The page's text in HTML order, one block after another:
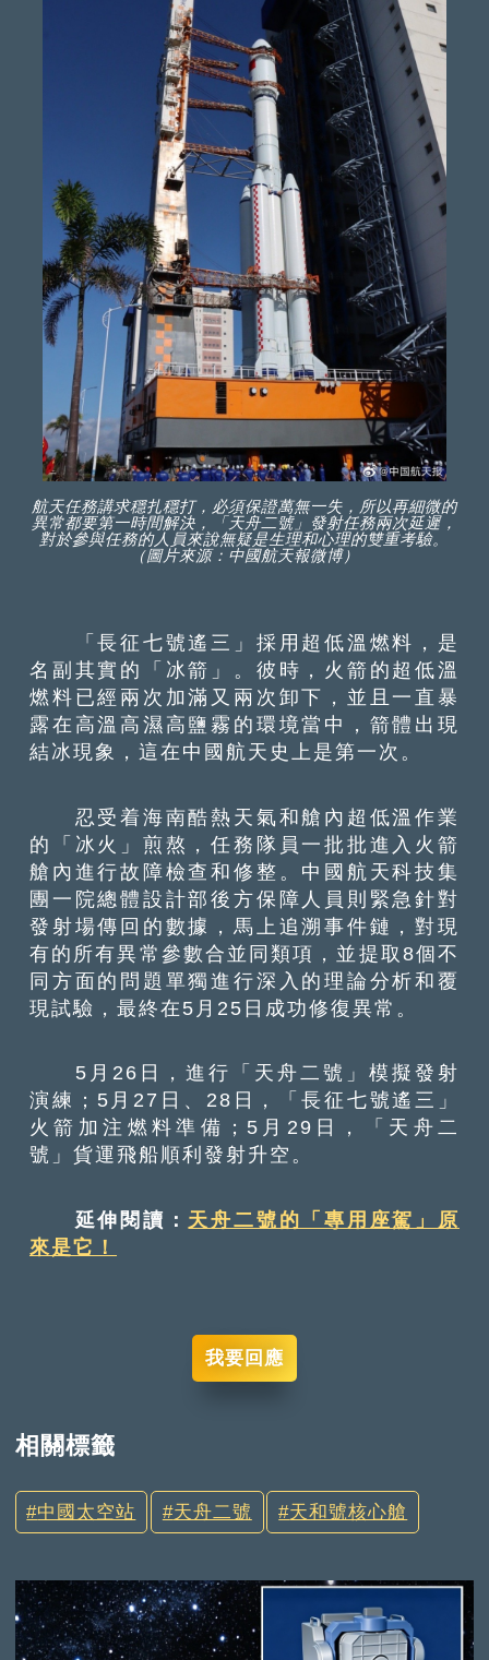
航天任務講求穩扎穩打，必須保證萬無一失，所以再細微的
異常都要第一時間解決，「天舟二號」發射任務兩次延遲，
對於參與任務的人員來說無疑是生理和心理的雙重考驗。
（圖片來源：中國航天報微博）
「長征七號遙三」採用超低溫燃料，是
名副其實的「冰箭」。彼時，火箭的超低溫
燃料已經兩次加滿又兩次卸下，並且一直暴
露在高溫高濕高鹽霧的環境當中，箭體出現
結冰現象，這在中國航天史上是第一次。
忍受着海南酷熱天氣和艙內超低溫作業
的「冰火」煎熬，任務隊員一批批進入火箭
艙內進行故障檢查和修整。中國航天科技集
團一院總體設計部後方保障人員則緊急針對
發射場傳回的數據，馬上追溯事件鏈，對現
有的所有異常參數合並同類項，並提取8個不
同方面的問題單獨進行深入的理論分析和覆
現試驗，最終在5月25日成功修復異常。
5月26日，進行「天舟二號」模擬發射
演練；5月27日、28日，「長征七號遙三」
火箭加注燃料準備；5月29日，「天舟二
號」貨運飛船順利發射升空。
延伸閱讀： 天舟二號的「專用座駕」原
來是它！
我要回應
相關標籤
中國太空站 天舟二號 天和號核心艙